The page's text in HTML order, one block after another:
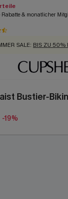
Rabatte & monatlicher
MIT JEDEM
SALE: BIS ZU 50%
BIS ZU -20%
VERSAND
Bustier-
-19%